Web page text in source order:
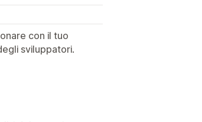
con il tuo
sviluppatori.